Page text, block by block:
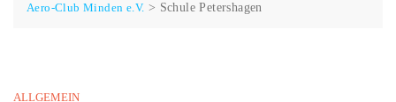
Aero-Club Minden e.V. > Schule Petershagen
ALLGEMEIN